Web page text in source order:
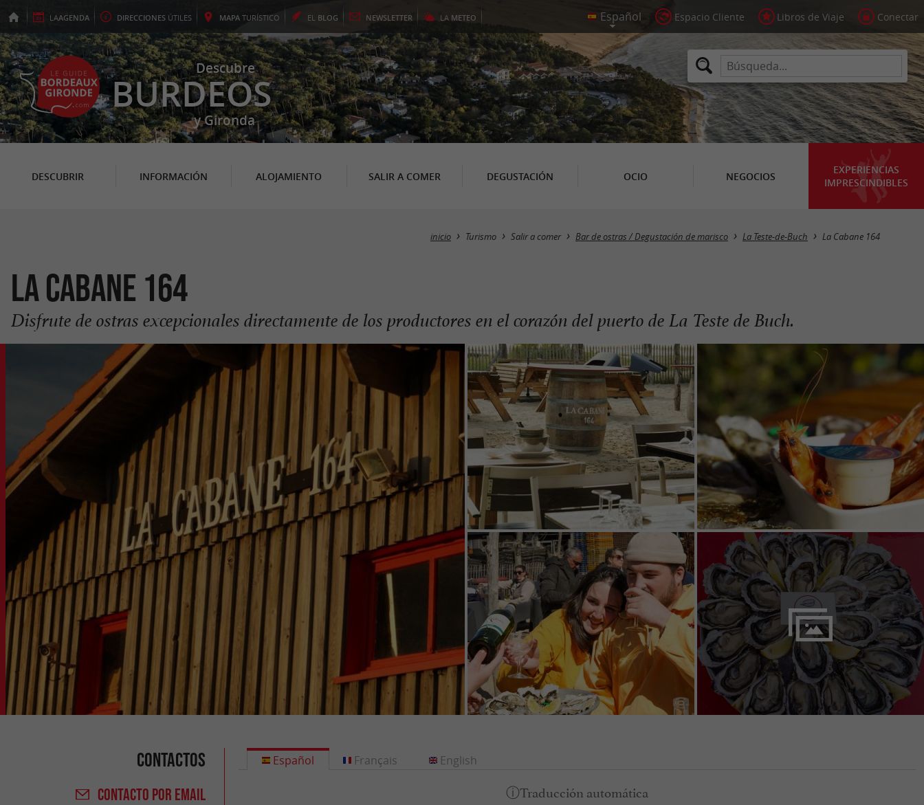
LAAGENDA DIRECCIONES ÚTILES MAPA TURÍSTICO EL BLOG NEWSLETTER LA METEO Espacio Cliente Libros de Viaje Conectar
Descubre
BURDEOS
y Gironda
DESCUBRIR INFORMACIÓN ALOJAMIENTO SALIR A COMER DEGUSTACIÓN OCIO NEGOCIOS
EXPERIENCIAS
IMPRESCINDIBLES
inicio Turismo Salir a comer Bar de ostras / Degustación de marisco La Teste-de-Buch La Cabane 164
La Cabane 164
Disfrute de ostras excepcionales directamente de los productores en el corazón del puerto de La Teste de Buch.
Contactos
CONTACTO POR EMAIL
Español Français English